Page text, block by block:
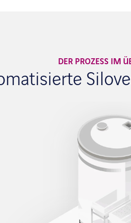
DER PROZESS IM